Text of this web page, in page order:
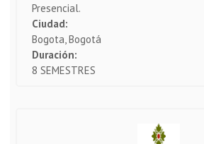
Presencial.
Ciudad:
Bogota, Bogotá
Duración:
8 SEMESTRES